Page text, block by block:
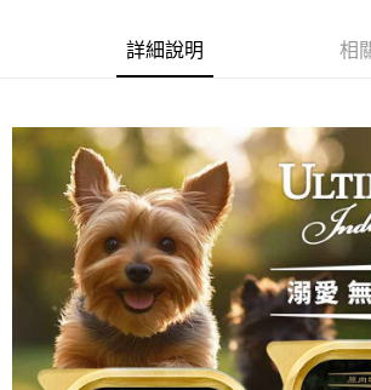
【「AFTEE先享後付」結帳流程】
１．於結帳方式選擇「AFTEE先享後付」後，將跳轉
３．收到繳費通知簡訊後14天內，點擊此簡訊中的連
ATM／網路銀行／等多元方式進行付款，方視為交易
※ 請注意：結帳手續完成當下不需立刻繳費，但若
購買商品的店家。未經商家同意取消之訂單仍視為有
後付繳納相關費用。
※ 交易是否成功請以「AFTEE先享後付 」之結帳頁
是否繳費成功／繳費後需取消欲退款等相關疑問，請
客戶支援中心」 https://
【注意事項】
１．透過由恩沛科技股份有限公司提供之「AFTEE
易，需依本服務之必要範圍內提供個人資料，並將交
每筆NT$110，滿NT$1,500(含以上)免運費
每筆NT$360
宅配【偏遠地區-依黑貓物流所公告地區為主】
每筆NT$250
詳細說明 相